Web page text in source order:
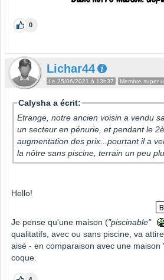
0
Lichar44
Le 25/06/2021 à 13h37 Membre super
Calysha a écrit:
Etrange, notre ancien voisin a vendu
un secteur en pénurie, et pendant le
augmentation des prix...pourtant il a
la nôtre sans piscine, terrain un peu
Hello!
Je pense qu'une maison ("piscinable"
qualitatifs, avec ou sans piscine, va
aisé - en comparaison avec une
coque.